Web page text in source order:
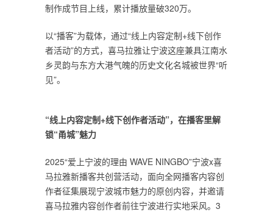
制作成节目上线，累计播放量破320万。
以“播客”为载体，通过“线上内容定制+线下创作
者活动”的方式，喜马拉雅让宁波这座兼具江南水
乡灵韵与东方大港气魄的历史文化名城被世界“听
见”。
“线上内容定制+线下创作者活动”，在播客里解
锁“甬城”魅力
2025“爱上宁波的理由 WAVE NINGBO”宁波x喜
马拉雅新播客共创营活动，面向全网播客内容创
作者征集展现宁波城市魅力的原创内容，并邀请
喜马拉雅内容创作者前往宁波进行实地采风。3